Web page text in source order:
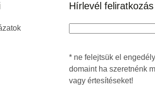
Hírlevél feliratkozás
* ne felejtsük el
domaint ha szeretnénk
vagy értesítéseket!